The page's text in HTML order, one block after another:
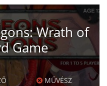
Wrath of
Game
MŰVÉSZ